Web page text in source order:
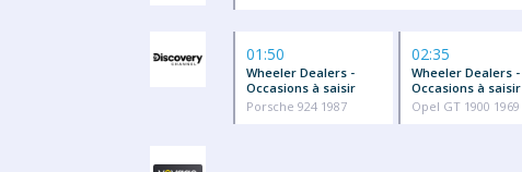
01:50
Wheeler Dealers -
Occasions à saisir
Porsche 924 1987
02:35
Wheeler Dealers -
Occasions à saisir
Opel GT 1900 1969